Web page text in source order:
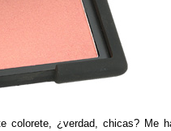
¿verdad, chicas? Me